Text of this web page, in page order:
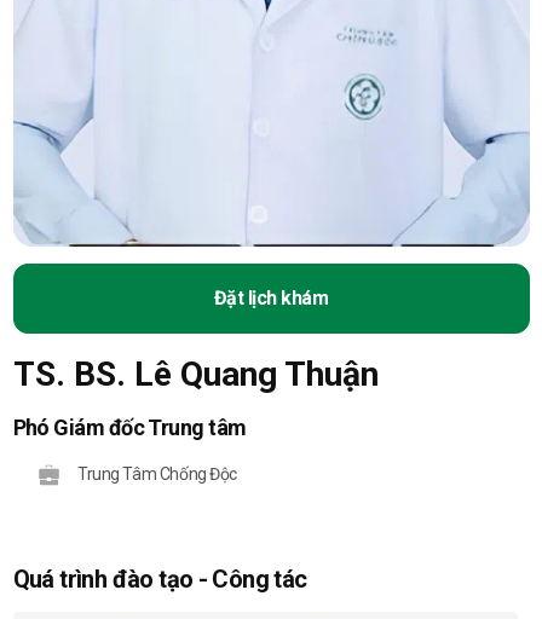
Đặt lịch khám
TS. BS. Lê Quang Thuận
Phó Giám đốc Trung tâm
Trung Tâm Chống Độc
Quá trình đào tạo - Công tác